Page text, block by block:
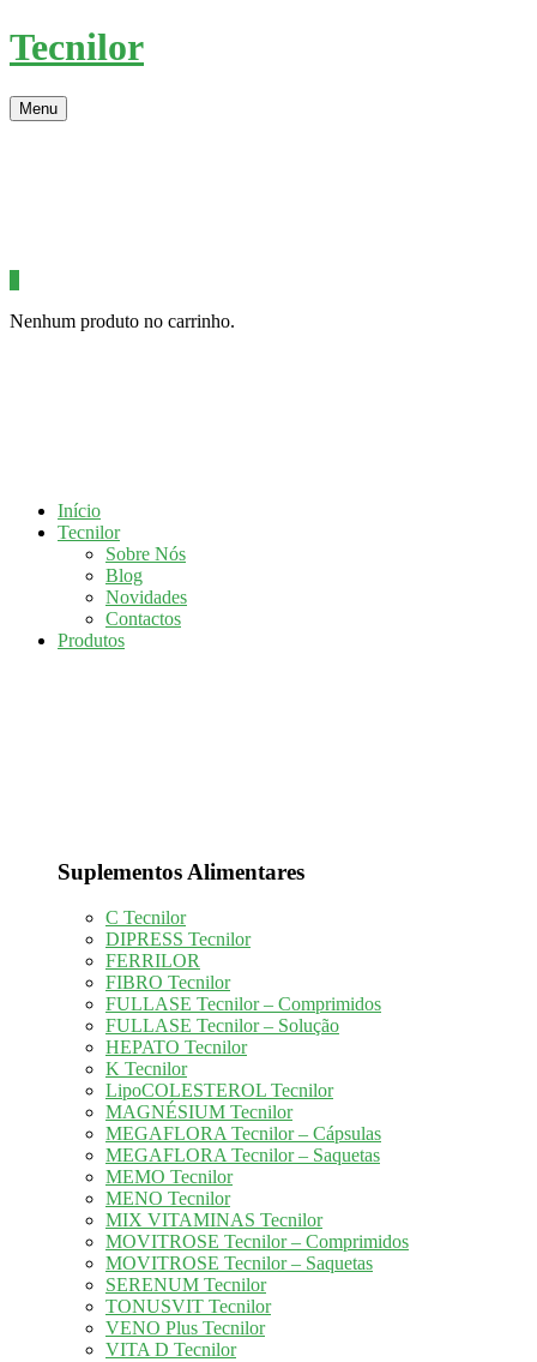
Tecnilor
Menu
Nenhum produto no carrinho.
Início
Tecnilor
Sobre Nós
Blog
Novidades
Contactos
Produtos
Suplementos Alimentares
C Tecnilor
DIPRESS Tecnilor
FERRILOR
FIBRO Tecnilor
FULLASE Tecnilor – Comprimidos
FULLASE Tecnilor – Solução
HEPATO Tecnilor
K Tecnilor
LipoCOLESTEROL Tecnilor
MAGNÉSIUM Tecnilor
MEGAFLORA Tecnilor – Cápsulas
MEGAFLORA Tecnilor – Saquetas
MEMO Tecnilor
MENO Tecnilor
MIX VITAMINAS Tecnilor
MOVITROSE Tecnilor – Comprimidos
MOVITROSE Tecnilor – Saquetas
SERENUM Tecnilor
TONUSVIT Tecnilor
VENO Plus Tecnilor
VITA D Tecnilor